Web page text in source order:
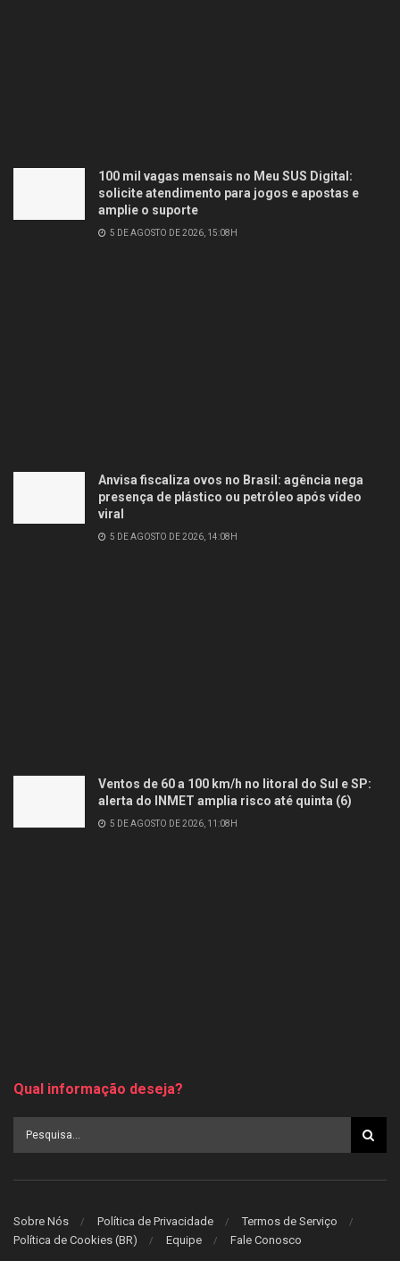
100 mil vagas mensais no Meu SUS Digital:
solicite atendimento para jogos e apostas e
amplie o suporte
5 DE AGOSTO DE 2026, 15:08H
Anvisa fiscaliza ovos no Brasil: agência nega
presença de plástico ou petróleo após vídeo
viral
5 DE AGOSTO DE 2026, 14:08H
Ventos de 60 a 100 km/h no litoral do Sul e SP:
alerta do INMET amplia risco até quinta (6)
5 DE AGOSTO DE 2026, 11:08H
Qual informação deseja?
Sobre Nós Política de Privacidade
Termos de Serviço
Política de Cookies (BR)
Equipe Fale Conosco